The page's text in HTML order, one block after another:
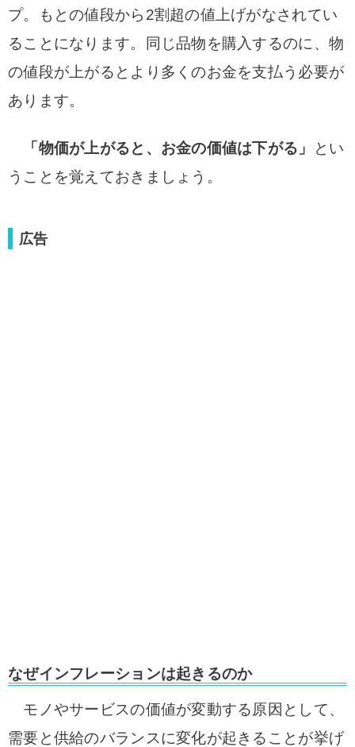
プ。もとの値段から2割超の値上げがなされてい
ることになります。同じ品物を購入するのに、物
の値段が上がるとより多くのお金を支払う必要が
あります。
「物価が上がると、お金の価値は下がる」
とい
うことを覚えておきましょう。
広告
なぜインフレーションは起きるのか
モノやサービスの価値が変動する原因として、
需要と供給のバランスに変化が起きることが挙げ